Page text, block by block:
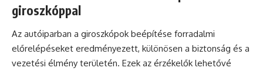
giroszkóppal
Az autóiparban a giroszkópok beépítése forradalmi
előrelépéseket eredményezett, különösen a biztonság és a
vezetési élmény területén. Ezek az érzékelők lehetővé